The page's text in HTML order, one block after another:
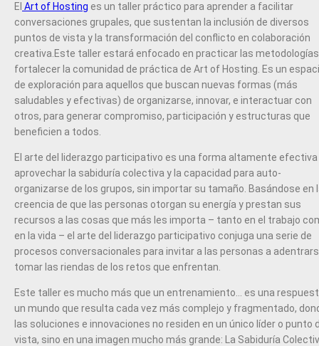
El Art of Hosting es un taller práctico para aprender a facilitar
conversaciones grupales, que sustentan la inclusión de diversos
puntos de vista y la transformación del conflicto en colaboración
creativa.Este taller estará enfocado en practicar las
fortalecer la comunidad de práctica de Art of Hosting. Es un
de exploración para aquellos que buscan nuevas formas (más
saludables y efectivas) de organizarse, innovar, e interactuar con
otros, para generar compromiso, participación y estructuras que
beneficien a todos.
El arte del liderazgo participativo es una forma altamente efectiva
aprovechar la sabiduría colectiva y la capacidad para auto-
organizarse de los grupos, sin importar su tamaño. Basándose en
creencia de que las personas otorgan su energía y prestan sus
recursos a las cosas que más les importa – tanto en el trabajo
en la vida – el arte del liderazgo participativo conjuga una serie de
procesos conversacionales para invitar a las personas a
tomar las riendas de los retos que enfrentan.
Este taller es mucho más que un entrenamiento... es una
un mundo que resulta cada vez más complejo y fragmentado,
las soluciones e innovaciones no residen en un único líder o punto
vista, sino en una imagen mucho más grande: La Sabiduría